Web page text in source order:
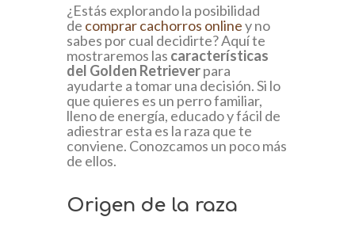
¿Estás explorando la posibilidad
de comprar cachorros onliney no
sabes por cual decidirte? Aquí te
mostraremos las características
del Golden Retrieverpara
ayudarte a tomar una decisión. Si lo
que quieres es un perro familiar,
lleno de energía, educado y fácil de
adiestrar esta es la raza que te
conviene. Conozcamos un poco más
de ellos.
Origen de la raza